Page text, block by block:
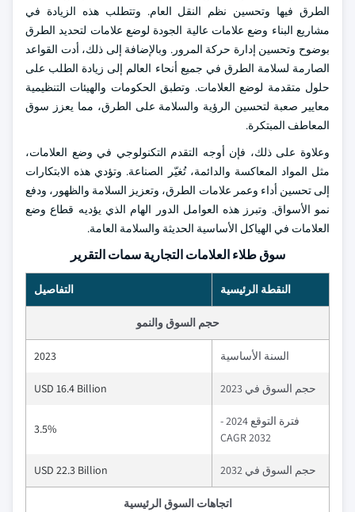
الطرق فيها وتحسين نظم النقل العام. وتتطلب هذه الزيادة في
مشاريع البناء وضع علامات عالية الجودة لوضع علامات لتحديد الطرق
بوضوح وتحسين إدارة حركة المرور. وبالإضافة إلى ذلك، أدت القواعد
الصارمة لسلامة الطرق في جميع أنحاء العالم إلى زيادة الطلب على
حلول متقدمة لوضع العلامات. وتطبق الحكومات والهيئات التنظيمية
معايير صعبة لتحسين الرؤية والسلامة على الطرق، مما يعزز سوق
المعاطف المبتكرة.
وعلاوة على ذلك، فإن أوجه التقدم التكنولوجي في وضع العلامات،
مثل المواد المعاكسة والدائمة، تُغيّر الصناعة. وتؤدي هذه الابتكارات
إلى تحسين أداء وعمر علامات الطرق، وتعزيز السلامة والظهور، ودفع
نمو الأسواق. وتبرز هذه العوامل الدور الهام الذي يؤديه قطاع وضع
العلامات في الهياكل الأساسية الحديثة والسلامة العامة.
سوق طلاء العلامات التجارية سمات التقرير
النقطة الرئيسية التفاصيل
حجم السوق والنمو
السنة الأساسية 2023
حجم السوق في 2023 USD 16.4 Billion
فترة التوقع 2024 -
2032 CAGR
3.5%
حجم السوق في 2032 USD 22.3 Billion
اتجاهات السوق الرئيسية